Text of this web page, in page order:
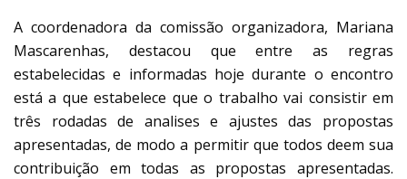
A coordenadora da comissão organizadora, Mariana
Mascarenhas, destacou que entre as regras
estabelecidas e informadas hoje durante o encontro
está a que estabelece que o trabalho vai consistir em
três rodadas de analises e ajustes das propostas
apresentadas, de modo a permitir que todos deem sua
contribuição em todas as propostas apresentadas.